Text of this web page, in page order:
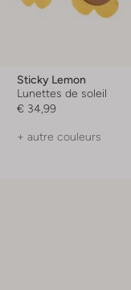
Sticky Lemon
Lunettes de soleil
€ 34,99
+ autre couleurs